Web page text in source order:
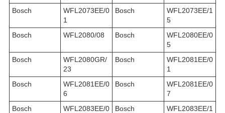
Bosch
WFL2073EE/0
1
Bosch
WFL2073EE/1
5
Bosch
WFL2080/08 Bosch
WFL2080EE/0
5
Bosch
WFL2080GR/
23
Bosch
WFL2081EE/0
1
Bosch
WFL2081EE/0
6
Bosch
WFL2081EE/0
7
Bosch
WFL2083EE/0
Bosch
WFL2083EE/1